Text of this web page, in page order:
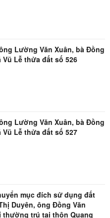
Lường Văn Xuân, bà Đồng
Lễ thửa đất số 526
Lường Văn Xuân, bà Đồng
Lễ thửa đất số 527
mục đích sử dụng đất
Duyên, ông Đồng Văn
trú tại thôn Quang